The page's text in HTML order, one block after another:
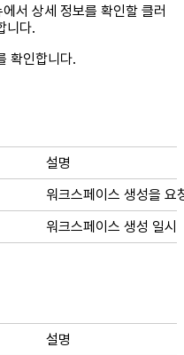
에서 상세 정보를 확인할 클러
니다.
확인합니다.
설명
워크스페이스 생성을 요
워크스페이스 생성 일시
설명